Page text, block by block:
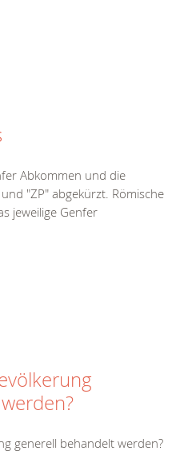
Abkommen und die
"ZP" abgekürzt. Römische
jeweilige Genfer
generell behandelt werden?